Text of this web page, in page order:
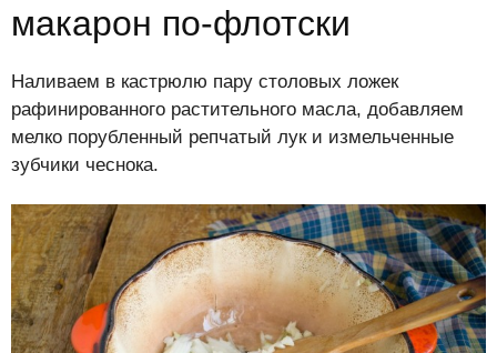
макарон по-флотски
Наливаем в кастрюлю пару столовых ложек
рафинированного растительного масла, добавляем
мелко порубленный репчатый лук и измельченные
зубчики чеснока.